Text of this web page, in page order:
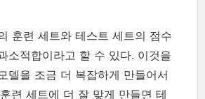
훈련 세트와 테스트 세트의 점수
소적합이라고 할 수 있다. 이것을
델을 조금 더 복잡하게 만들어서
련 세트에 더 잘 맞게 만들면 테